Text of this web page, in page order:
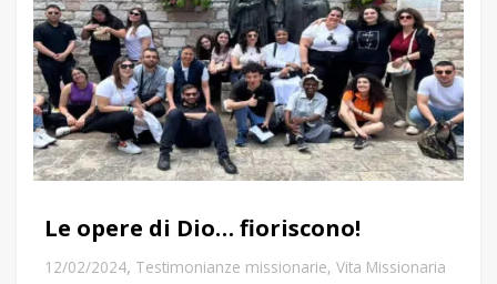
Le opere di Dio… fioriscono!
12/02/2024, Testimonianze missionarie, Vita Missionaria